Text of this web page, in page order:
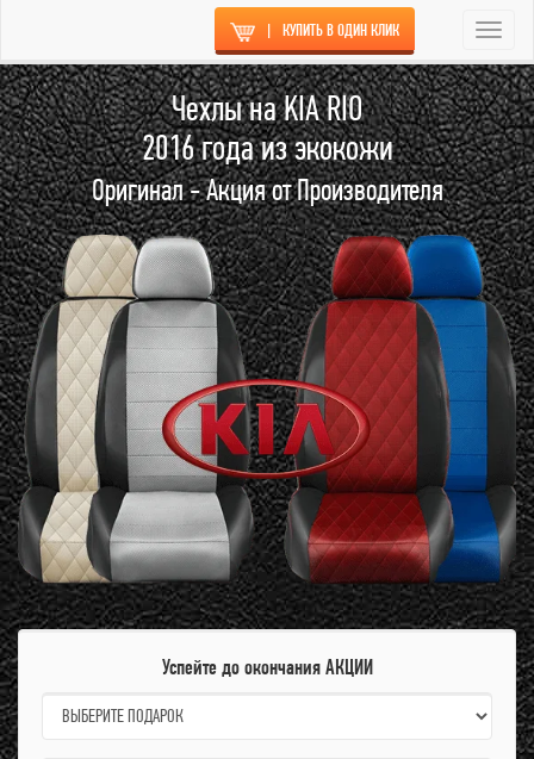
| КУПИТЬ В ОДИН КЛИК
Чехлы на KIA RIO
2016 года из экокожи
Оригинал - Акция от Производителя
Успейте до окончания АКЦИИ
name: